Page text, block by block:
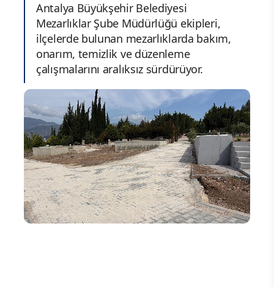
Antalya Büyükşehir Belediyesi
Mezarlıklar Şube Müdürlüğü ekipleri,
ilçelerde bulunan mezarlıklarda bakım,
onarım, temizlik ve düzenleme
çalışmalarını aralıksız sürdürüyor.